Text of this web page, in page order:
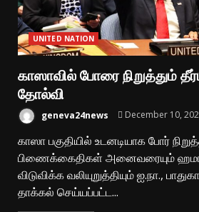
UNITED NATION
காஸாவில் போரை நிறுத்தும்
தோல்வி
geneva24news December 10,
காஸா பகுதியில் உடனடியாக போர்
பிணைக்கைதிகள் அனைவரையும்
விடுவிக்க வலியுறுத்தியும் ஐ.நா.,
தாக்கல் செய்யப்பட்ட...